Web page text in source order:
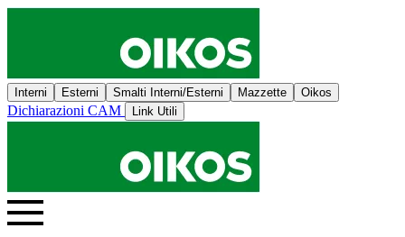
Interni Esterni Smalti Interni/Esterni Mazzette Oikos
Dichiarazioni CAM Link Utili